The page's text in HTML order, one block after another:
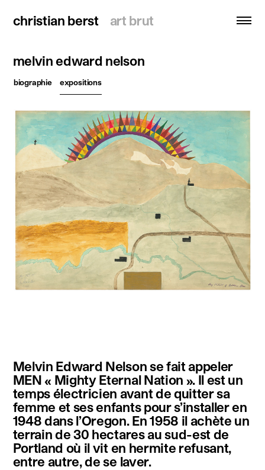
christian berst art brut
christian berst art brut
recherche
artistes
expositions
actualités
publications
ressources
à propos
contact
instagram
facebook
français english
melvin edward nelson
biographie expositions
Melvin Edward Nelson se fait appeler
MEN « Mighty Eternal Nation ». Il est un
temps électricien avant de quitter sa
femme et ses enfants pour s’installer en
1948 dans l’Oregon. En 1958 il achète un
terrain de 30 hectares au sud-est de
Portland où il vit en hermite refusant,
entre autre, de se laver.